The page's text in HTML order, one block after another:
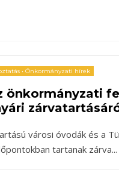
• Önkormányzati hírek
önkormányzati
városi óvodák és a
tartanak zárva...